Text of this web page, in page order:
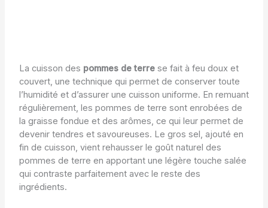
La cuisson des pommes de terrese fait à feu doux et
couvert, une technique qui permet de conserver toute
l’humidité et d’assurer une cuisson uniforme. En remuant
régulièrement, les pommes de terre sont enrobées de
la graisse fondue et des arômes, ce qui leur permet de
devenir tendres et savoureuses. Le gros sel, ajouté en
fin de cuisson, vient rehausser le goût naturel des
pommes de terre en apportant une légère touche salée
qui contraste parfaitement avec le reste des
ingrédients.